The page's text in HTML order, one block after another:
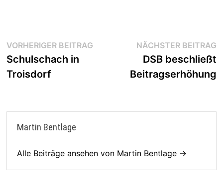
Beitragsnavigation
VORHERIGER BEITRAGVorheriger
Schulschach in
Troisdorf
NÄCHSTER BEITRAG
DSB beschließt
Beitragserhöhung
Martin Bentlage
Alle Beiträge ansehen von Martin Bentlage →